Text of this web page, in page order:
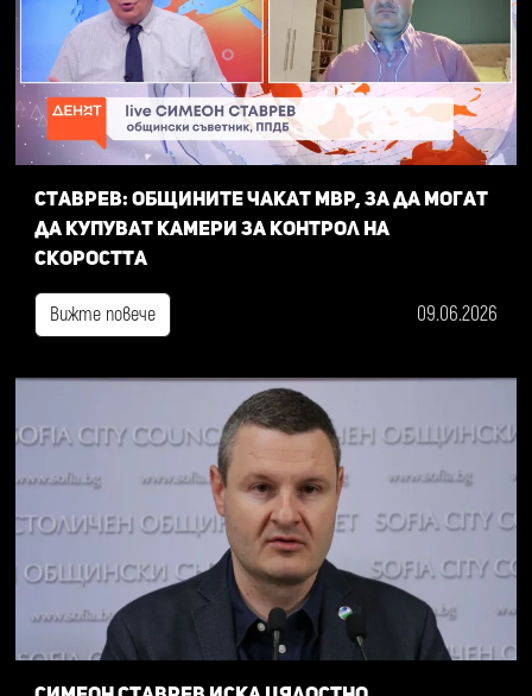
Ставрев: общините чакат МВР, за да могат
да купуват камери за контрол на
скоростта
Вижте повече 09.06.2026